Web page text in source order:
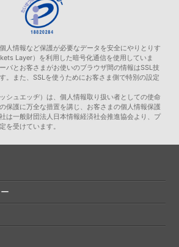
人情報など保護が必要なデータを安全にやりとりす
Layer）を利用した暗号化通信を使用していま
バとお客さまがお使いのブラウザ間の情報はSSL技
。また、SSLを使うためにお客さま側で特別の設定
シュエッヂ）は、個人情報取り扱い者としての使命
保護に万全な措置を講じ、お客さまの個人情報保護
は一般財団法人日本情報経済社会推進協会より、プ
を受けています。